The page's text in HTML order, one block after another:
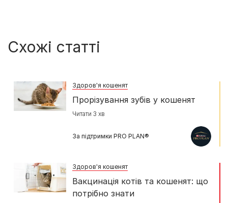
Схожі статті
Здоров'я кошенят
Прорізування зубів у кошенят
Читати 3 хв
За підтримки PRO PLAN®
Здоров'я кошенят
Вакцинація котів та кошенят: що
потрібно знати